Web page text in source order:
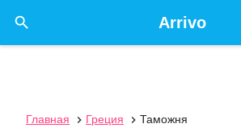
Arrivo

Главная  Греция  Таможня